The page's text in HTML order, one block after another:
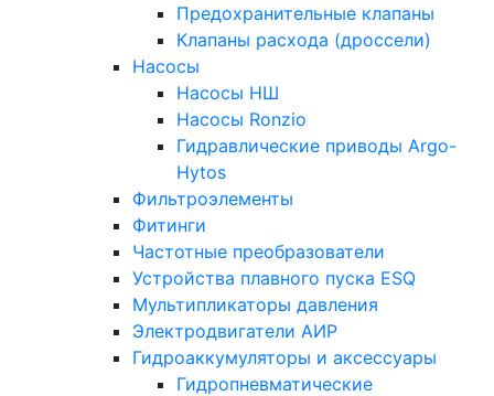
Предохранительные клапаны
Клапаны расхода (дроссели)
Насосы
Насосы НШ
Насосы Ronzio
Гидравлические приводы Argo-
Hytos
Фильтроэлементы
Фитинги
Частотные преобразователи
Устройства плавного пуска ESQ
Мультипликаторы давления
Электродвигатели АИР
Гидроаккумуляторы и аксессуары
Гидропневматические